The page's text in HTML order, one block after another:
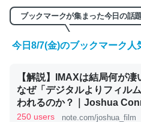
くらい。小説でいう「ずっと
ど、短期記憶というには多い
かりやすく強くなりそう
ブックマークが集まった今日の話
今日8/7(金)のブックマーク人
【解説】IMAXは結局何が凄
なぜ「デジタルよりフィル
われるのか？｜Joshua
250 users note.com/joshua_film